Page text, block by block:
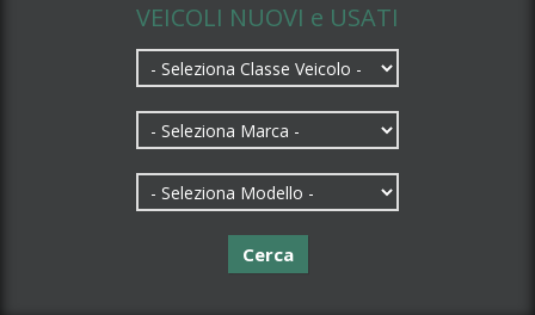
VEICOLI NUOVI e USATI
Cerca